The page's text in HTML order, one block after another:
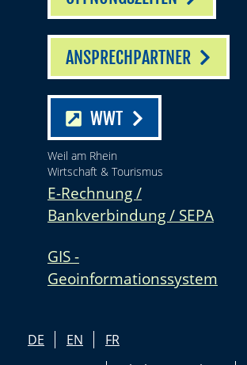
ANSPRECHPARTNER
WWT
Weil am Rhein
Wirtschaft & Tourismus
E-Rechnung /
Bankverbindung / SEPA
GIS -
Geoinformationssystem
DE EN
FR